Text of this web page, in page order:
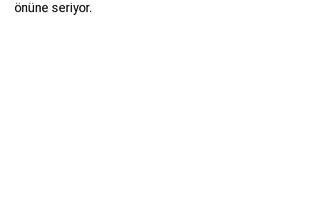
önüne seriyor.